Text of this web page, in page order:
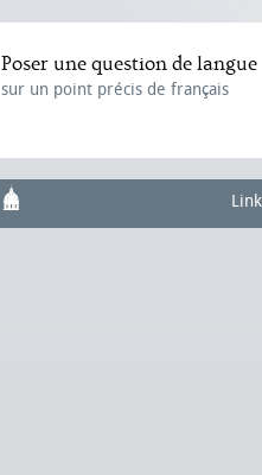
Poser une question de langue
sur un point précis de français